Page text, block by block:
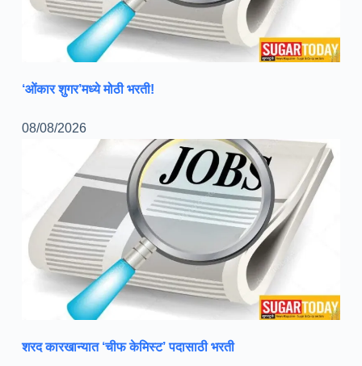
‘ओंकार शुगर’मध्ये मोठी भरती!
08/08/2026
शरद कारखान्यात ‘चीफ केमिस्ट’ पदासाठी भरती